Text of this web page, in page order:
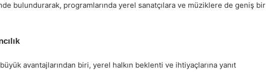
bulundurarak, programlarında yerel sanatçılara ve müziklere de geniş bir
avantajlarından biri, yerel halkın beklenti ve ihtiyaçlarına yanıt